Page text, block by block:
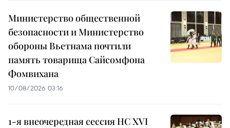
Министерство общественной
безопасности и Министерство
обороны Вьетнама почтили
память товарища Сайсомфона
Фомвихана
10/08/2026 03:16
1-я внеочередная сессия НС XVI